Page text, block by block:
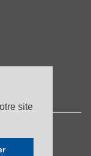
site